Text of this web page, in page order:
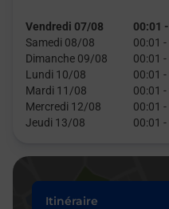
Vendredi 07/08 00:01 -
Samedi 08/08
00:01 -
Dimanche 09/08
00:01 -
Lundi 10/08
00:01 -
Mardi 11/08
00:01 -
Mercredi 12/08
00:01 -
Jeudi 13/08
00:01 -
Itinéraire